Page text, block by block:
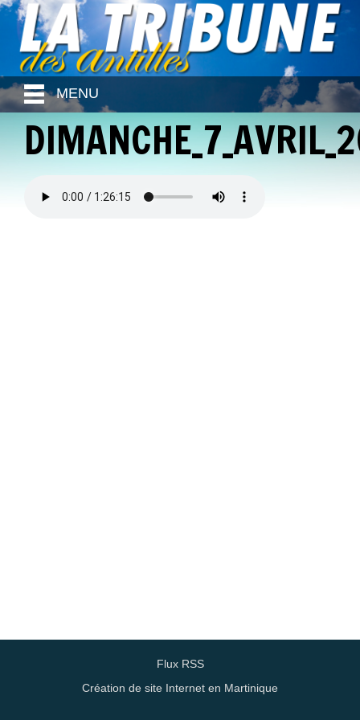
MENU
Flux RSS
Création de site Internet en Martinique